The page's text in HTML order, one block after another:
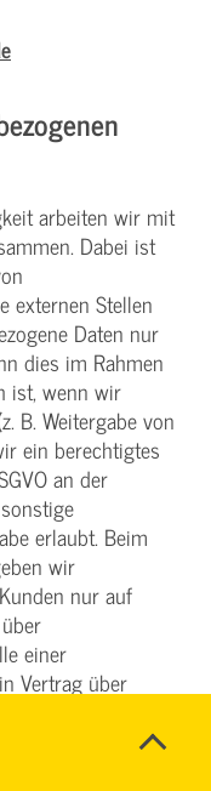
arbeiten wir mit
Dabei ist
externen Stellen
Daten nur
dies im Rahmen
ist, wenn wir
B. Weitergabe von
ein berechtigtes
an der
erlaubt. Beim
wir
nur auf
einer
Vertrag über